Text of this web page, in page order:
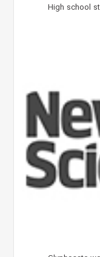
High school